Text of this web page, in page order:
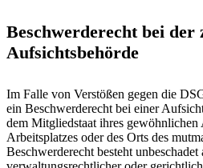
Beschwerderecht bei der
Aufsichtsbehörde
Im Falle von Verstößen gegen die
ein Beschwerderecht bei einer
dem Mitgliedstaat ihres gewöhnlichen
Arbeitsplatzes oder des Orts des
Beschwerderecht besteht